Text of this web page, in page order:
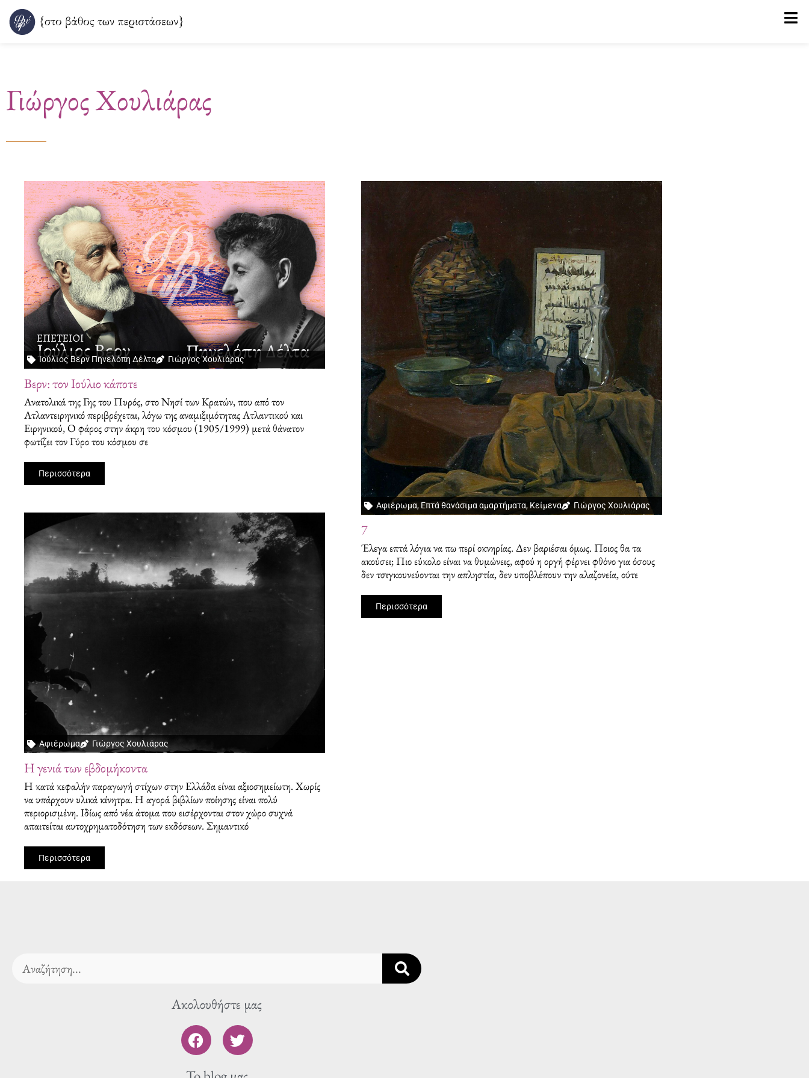
Μετάβαση
στο
Γιώργος Χουλιάρας
Ιούλιος Βερν Πηνελόπη Δέλτα Γιώργος Χουλιάρας
Βερν: τον Ιούλιο κάποτε
Ανατολικά της Γης του Πυρός, στο Νησί των Κρατών, που από τον
Ατλαντειρηνικό περιβρέχεται, λόγω της αναμιξιμότητας Ατλαντικού και
Ειρηνικού, Ο φάρος στην άκρη του κόσμου (1905/1999) μετά θάνατον
φωτίζει τον Γύρο του κόσμου σε
Περισσότερα
Αφιέρωμα, Επτά θανάσιμα αμαρτήματα, Κείμενα Γιώργος Χουλιάρας
7
Έλεγα επτά λόγια να πω περί οκνηρίας. Δεν βαριέσαι όμως. Ποιος θα τα
ακούσει; Πιο εύκολο είναι να θυμώνεις, αφού η οργή φέρνει φθόνο για όσους
δεν τσιγκουνεύονται την απληστία, δεν υποβλέπουν την αλαζονεία, ούτε
Περισσότερα
Αφιέρωμα Γιώργος Χουλιάρας
Η γενιά των εβδομήκοντα
Η κατά κεφαλήν παραγωγή στίχων στην Ελλάδα είναι αξιοσημείωτη. Χωρίς
να υπάρχουν υλικά κίνητρα. Η αγορά βιβλίων ποίησης είναι πολύ
περιορισμένη. Ιδίως από νέα άτομα που εισέρχονται στον χώρο συχνά
απαιτείται αυτοχρηματοδότηση των εκδόσεων. Σημαντικό
Περισσότερα
Search
Ακολουθήστε μας
F
a
c
T
w
i